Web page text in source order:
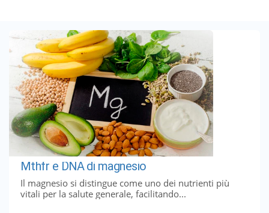
Mthfr e DNA di magnesio
Il magnesio si distingue come uno dei nutrienti più
vitali per la salute generale, facilitando...